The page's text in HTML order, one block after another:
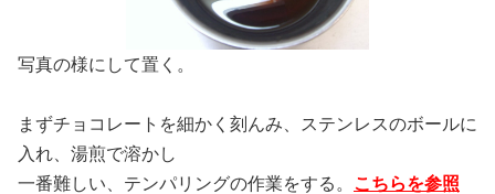
写真の様にして置く。
まずチョコレートを細かく刻んみ、ステンレスのボールに
入れ、湯煎で溶かし
一番難しい、テンパリングの作業をする。 こちらを参照